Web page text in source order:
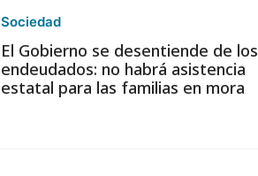
Sociedad
El Gobierno se desentiende de los
endeudados: no habrá asistencia
estatal para las familias en mora